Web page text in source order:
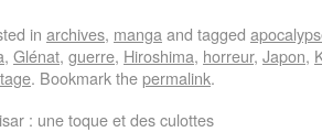
in archives, manga and tagged
, Glénat, guerre, Hiroshima, horreur, Japon,
. Bookmark thepermalink.
: une toque et des culottes